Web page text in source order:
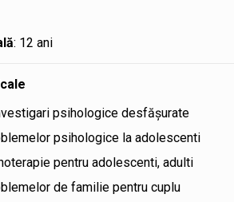
: 12 ani
psihologice desfășurate
psihologice la adolescenti
pentru adolescenti, adulti
de familie pentru cuplu